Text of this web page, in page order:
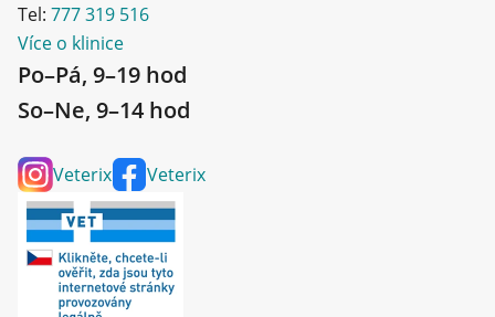
Tel: 777 319 516
Více o klinice
Po–Pá, 9–19 hod
So–Ne, 9–14 hod
Veterix Veterix